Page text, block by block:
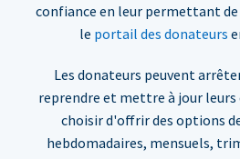
confiance en leur permettant de
le portail des donateurs
Les donateurs peuvent
reprendre et mettre à jour leurs
choisir d'offrir des options
hebdomadaires, mensuels,